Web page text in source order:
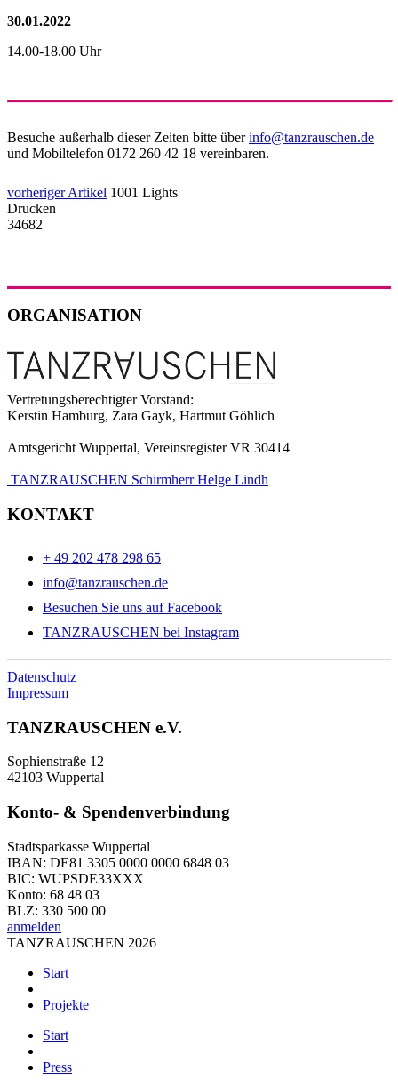
30.01.2022
14.00-18.00 Uhr
Besuche außerhalb dieser Zeiten bitte überinfo@tanzrauschen.de
und Mobiltelefon 0172 260 42 18 vereinbaren.
vorheriger Artikel 1001 Lights
Drucken
34682
ORGANISATION
Vertretungsberechtigter Vorstand:
Kerstin Hamburg, Zara Gayk, Hartmut Göhlich
Amtsgericht Wuppertal, Vereinsregister VR 30414
TANZRAUSCHEN Schirmherr Helge Lindh
KONTAKT
+ 49 202 478 298 65
info@tanzrauschen.de
Besuchen Sie uns auf Facebook
TANZRAUSCHEN bei Instagram
Datenschutz
Impressum
TANZRAUSCHEN e.V.
Sophienstraße 12
42103 Wuppertal
Konto- & Spendenverbindung
Stadtsparkasse Wuppertal
IBAN: DE81 3305 0000 0000 6848 03
BIC: WUPSDE33XXX
Konto: 68 48 03
BLZ: 330 500 00
anmelden
TANZRAUSCHEN 2026
Start
|
Projekte
Start
|
Press